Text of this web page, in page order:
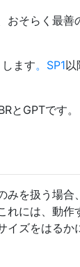
おそらく最善
ます。SP1以
とGPTです。
を扱う場合
れには、動作
ズをはるか